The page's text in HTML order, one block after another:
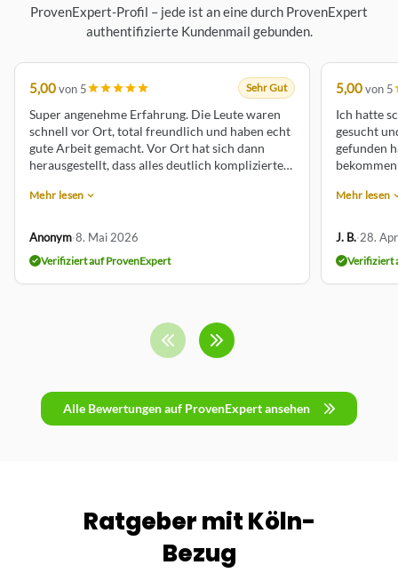
ProvenExpert-Profil – jede ist an eine durch ProvenExpert
authentifizierte Kundenmail gebunden.
5,00von 5 Sehr Gut
Super angenehme Erfahrung. Die Leute waren
schnell vor Ort, total freundlich und haben echt
gute Arbeit gemacht. Vor Ort hat sich dann
herausgestellt, dass alles deutlich komplizierter
gute Lösungen gefunden und transparent
aber überhaupt nicht in dem Ausmaß, wie man
ich, dass sogar noch zusätzliche Kleinigkeiten
gemacht wurden, ohne extra etwas zu
Mehr lesen
Anonym·8. Mai 2026
Verifiziert auf ProvenExpert
5,00von 5
Ich hatte
gesucht
gefunden
empfehlen
Mehr lesen
J. B.·28.
Verifiziert
Alle Bewertungen auf ProvenExpert ansehen
Ratgeber mit Köln-
Bezug